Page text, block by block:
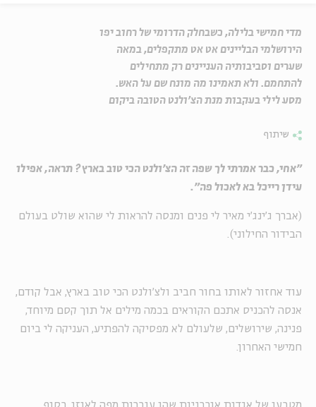
מדי חמישי בלילה, כשבחלק הדרומי של רחוב יפו
הירושלמי הבליינים אט אט מתקפלים, במאה
שערים וסביבותיה העניינים רק מתחילים
להתחמם. ולא תאמינו מה מונח שם על האש.
מסע לילי בעקבות מנת הצ'ולנט הטובה ביקום
שיתוף
"אחי, כבר אמרתי לך שפה זה הצ'ולנט הכי טוב בארץ? תראה, אפילו
עידן רייכל בא לאכול פה".
(אברך ג'ינג'י מאיר לי פנים ומנסה להראות לי שהוא שולט בעולם
הבידור החילוני).
עוד אחזור לאותו בחור חביב ולצ'ולנט הכי טוב בארץ, אבל קודם,
אנסה להכניס אתכם הקוראים בכמה מילים אל תוך קסם מיוחד,
פנינה, שירושלים, שלעולם לא מפסיקה להפתיע, העניקה לי ביום
חמישי האחרון.